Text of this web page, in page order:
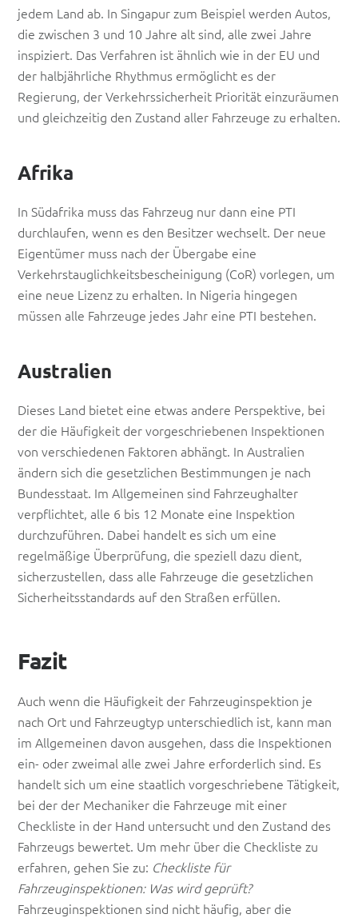
jedem Land ab. In Singapur zum Beispiel werden Autos,
die zwischen 3 und 10 Jahre alt sind, alle zwei Jahre
inspiziert. Das Verfahren ist ähnlich wie in der EU und
der halbjährliche Rhythmus ermöglicht es der
Regierung, der Verkehrssicherheit Priorität einzuräumen
und gleichzeitig den Zustand aller Fahrzeuge zu erhalten.
Afrika
In Südafrika muss das Fahrzeug nur dann eine PTI
durchlaufen, wenn es den Besitzer wechselt. Der neue
Eigentümer muss nach der Übergabe eine
Verkehrstauglichkeitsbescheinigung (CoR) vorlegen, um
eine neue Lizenz zu erhalten. In Nigeria hingegen
müssen alle Fahrzeuge jedes Jahr eine PTI bestehen.
Australien
Dieses Land bietet eine etwas andere Perspektive, bei
der die Häufigkeit der vorgeschriebenen Inspektionen
von verschiedenen Faktoren abhängt. In Australien
ändern sich die gesetzlichen Bestimmungen je nach
Bundesstaat. Im Allgemeinen sind Fahrzeughalter
verpflichtet, alle 6 bis 12 Monate eine Inspektion
durchzuführen. Dabei handelt es sich um eine
regelmäßige Überprüfung, die speziell dazu dient,
sicherzustellen, dass alle Fahrzeuge die gesetzlichen
Sicherheitsstandards auf den Straßen erfüllen.
Fazit
Auch wenn die Häufigkeit der Fahrzeuginspektion je
nach Ort und Fahrzeugtyp unterschiedlich ist, kann man
im Allgemeinen davon ausgehen, dass die Inspektionen
ein- oder zweimal alle zwei Jahre erforderlich sind. Es
handelt sich um eine staatlich vorgeschriebene Tätigkeit,
bei der der Mechaniker die Fahrzeuge mit einer
Checkliste in der Hand untersucht und den Zustand des
Fahrzeugs bewertet. Um mehr über die Checkliste zu
erfahren, gehen Sie zu: Checkliste für
Fahrzeuginspektionen: Was wird geprüft?
Fahrzeuginspektionen sind nicht häufig, aber die